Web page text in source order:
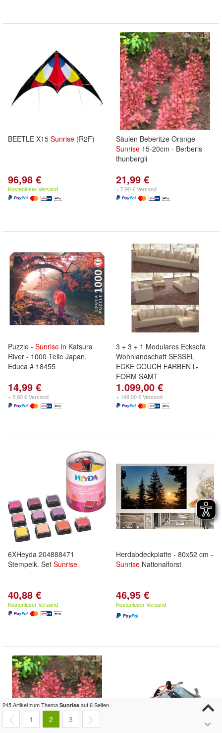
BEETLE X15 Sunrise (R2F)
96,98 €
Kostenloser Versand
Säulen Beberitze Orange
Sunrise 15-20cm - Berberis
thunbergii
21,99 €
+ 7,90 € Versand
Puzzle - Sunrise in Katsura
River - 1000 Teile Japan,
Educa # 18455
14,99 €
+ 5,90 € Versand
3 + 3 + 1 Modulares Ecksofa
Wohnlandschaft SESSEL
ECKE COUCH FARBEN L-
FORM SAMT
1.099,00 €
+ 149,00 € Versand
6XHeyda 204888471
Stempelk. Set Sunrise
40,88 €
Kostenloser Versand
Herdabdeckplatte - 80x52 cm -
Sunrise Nationalforst
46,95 €
Kostenloser Versand
245 Artikel zum Thema Sunrise auf 6 Seiten
1 2 3